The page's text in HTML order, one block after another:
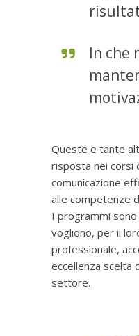
In che
Queste e tante
risposta nei corsi
comunicazione
alle competenze
I programmi
vogliono, per il
professionale,
eccellenza scelta
settore.